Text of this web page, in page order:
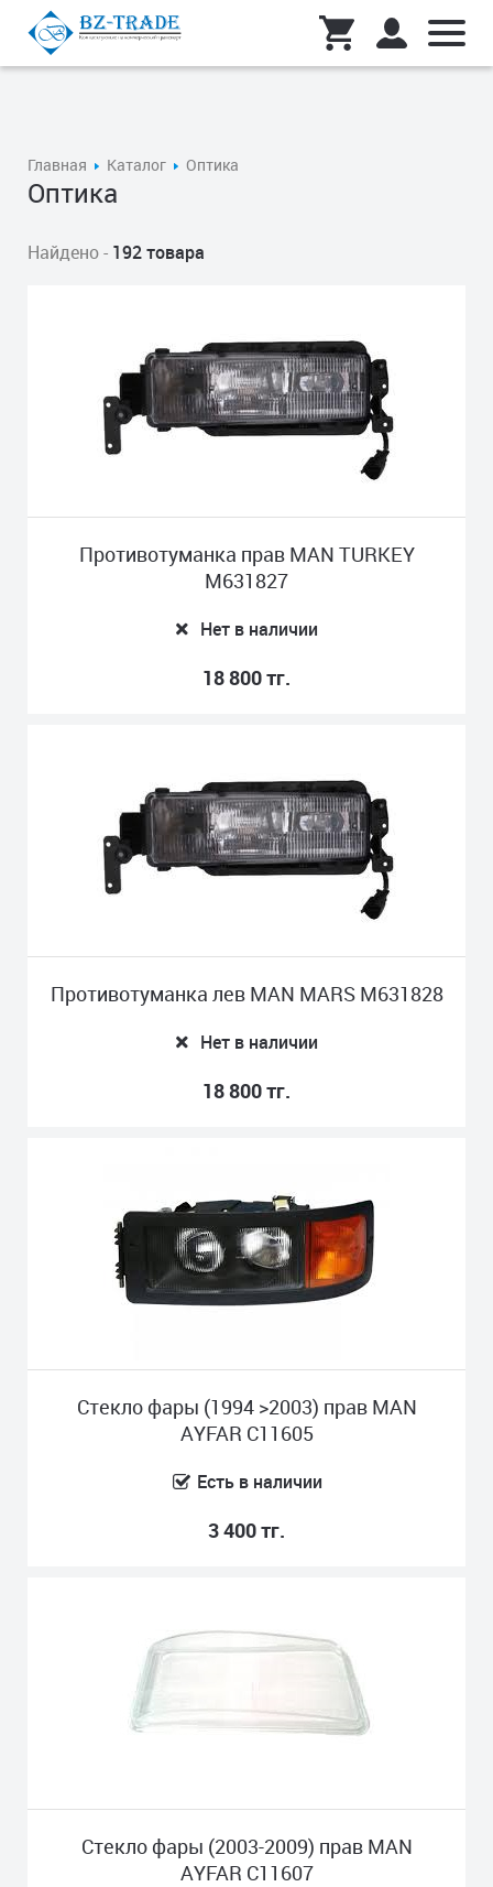
Главная Каталог Оптика
Оптика
Найдено - 192 товара
Противотуманка прав MAN TURKEY
M631827
Нет в наличии
18 800 тг.
Противотуманка лев MAN MARS M631828
Нет в наличии
18 800 тг.
Стекло фары (1994 >2003) прав MAN
AYFAR C11605
Есть в наличии
3 400 тг.
Стекло фары (2003-2009) прав MAN
AYFAR C11607